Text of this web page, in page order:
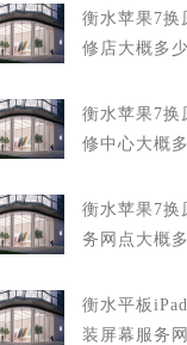
衡水苹果7换
修店大概多
衡水苹果7换
修中心大概
衡水苹果7换
务网点大概
衡水平板
装屏幕服务